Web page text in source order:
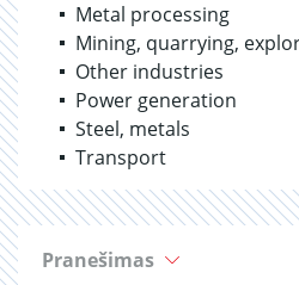
Metal processing
Mining, quarrying,
Other industries
Power generation
Steel, metals
Transport
Pranešimas